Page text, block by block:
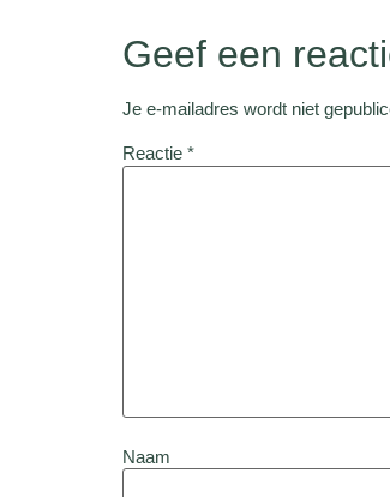
Geef een
Je e-mailadres wordt niet
Reactie *
Naam